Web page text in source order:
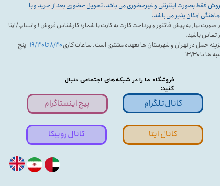
فروشگاه ما را در شبکه‌های اجتماعی دنبال
کنید:
فقط بصورت اینترنتی و غیرحضوری می باشد. تحویل حضوری بعد از خرید و با
امکان پذیر می باشد.
در صورت نیاز به پیش فاکتور و پرداخت کارت به کارت با شماره کارشناس فروش ۱ واتساپ/ایتا
تماس باشید.
حمل در تهران و شهرستان ها بعهده مشتری است. ساعات کاری۸/۳۰ تا ۱۹/۳۰
- پنج
ها تا ۱۳/۳۰
پیج اینستاگرام کانال تلگرام
کانال ایتا کانال روبیکا